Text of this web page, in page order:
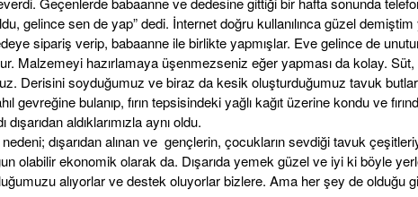
gelince sen de yap” dedi. İnternet doğru kullanılınca güzel
sipariş verip, babaanne ile birlikte yapmışlar. Eve gelince de
Malzemeyi hazırlamaya üşenmezseniz eğer yapması da kolay.
tuz. Derisini soyduğumuz ve biraz da kesik oluşturduğumuz tavuk
gevreğine bulanıp, fırın tepsisindeki yağlı kağıt üzerine kondu ve
dışarıdan aldıklarımızla aynı oldu.
dışarıdan alınan ve gençlerin, çocukların sevdiği tavuk
olabilir ekonomik olarak da. Dışarıda yemek güzel ve iyi ki böyle
alıyorlar ve destek oluyorlar bizlere. Ama her şey de olduğu